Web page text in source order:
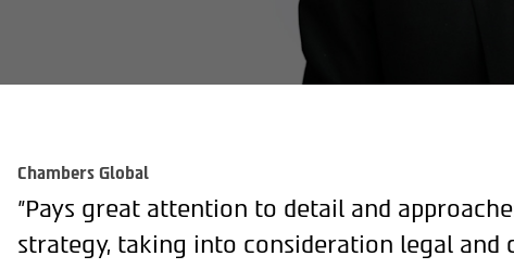
Chambers Global
"Pays great attention to detail and
strategy, taking into consideration legal and